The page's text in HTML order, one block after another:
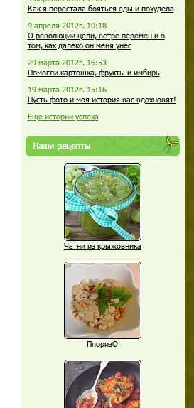
Как я перестала бояться еды и похудела
9 апреля 2012г. 10:18
О революции цели, ветре перемен и о
том, как далеко он меня унёс
29 марта 2012г. 16:53
Помогли картошка, фрукты и имбирь
19 марта 2012г. 15:16
Пусть фото и моя история вас вдохновят!
Еще истории успеха
Наши рецепты
Чатни из крыжовника
ПлоризО